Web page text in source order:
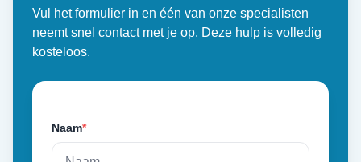
Vul het formulier in en één van onze specialisten
neemt snel contact met je op. Deze hulp is volledig
kosteloos.
Naam*